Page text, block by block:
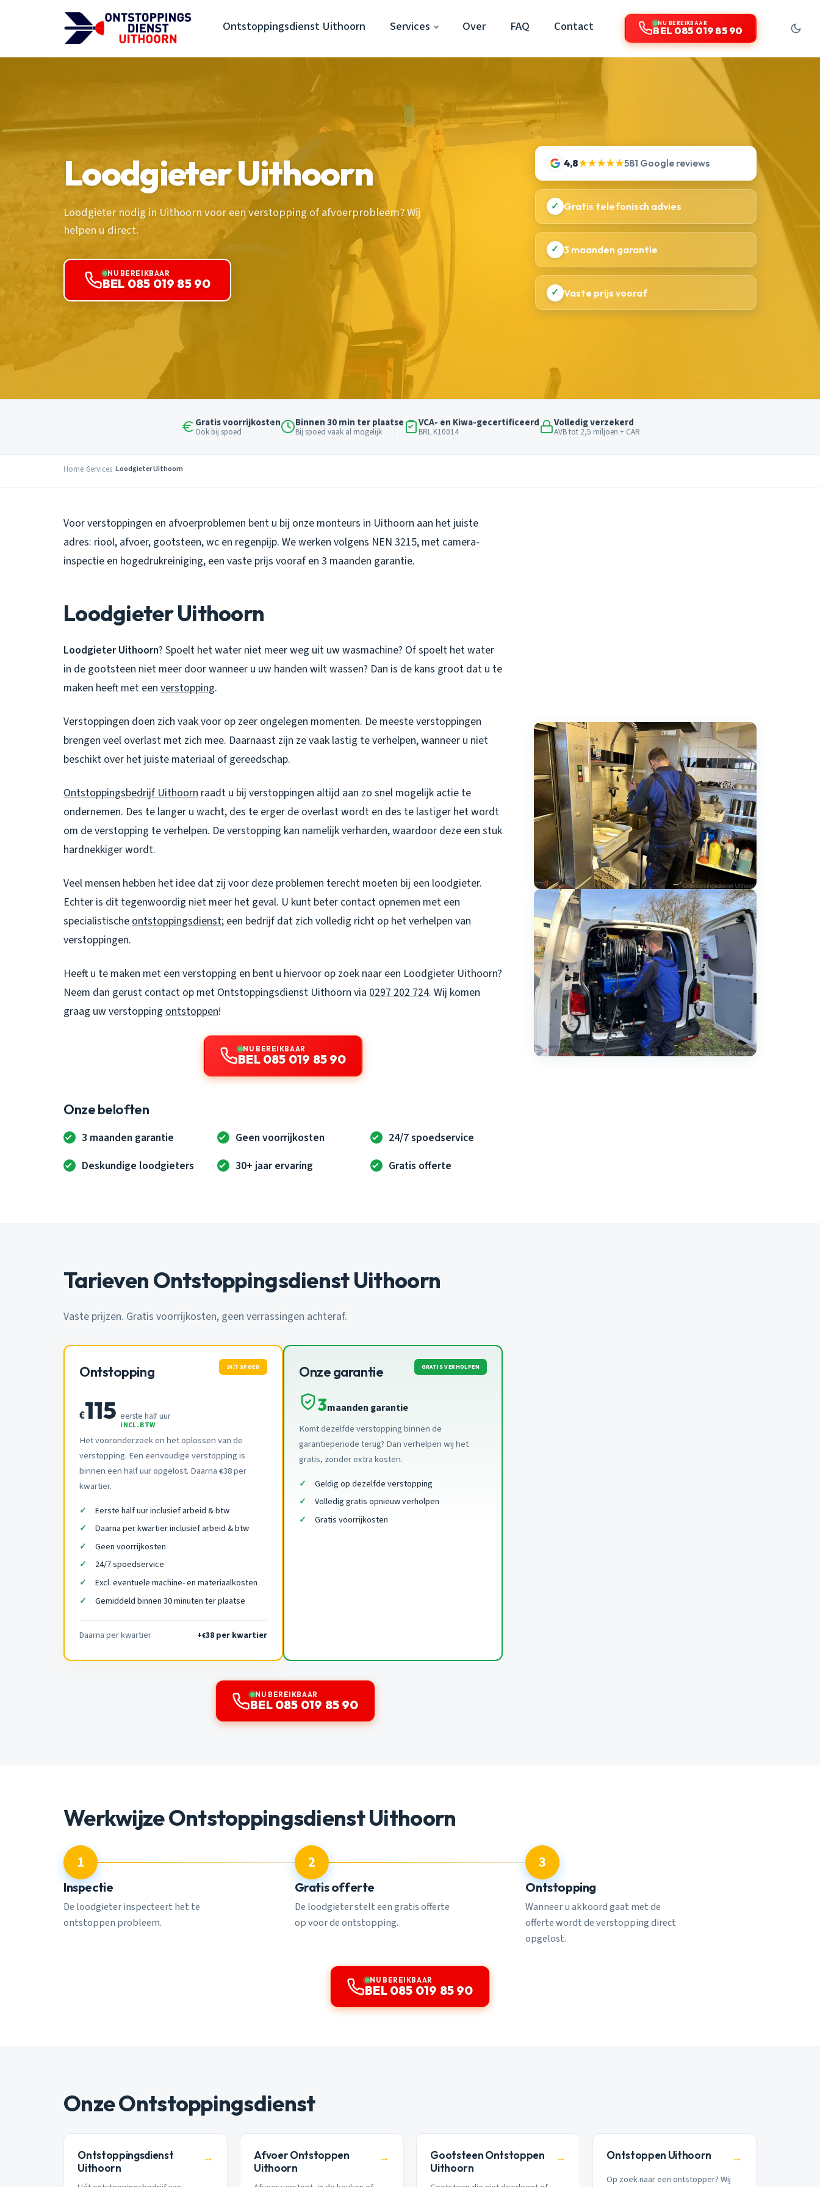
Ontstoppingsdienst Uithoorn Services Over FAQ Contact NU BEREIKBAAR
BEL 085 019 85 90
Loodgieter Uithoorn
Loodgieter nodig in Uithoorn voor een verstopping of afvoerprobleem? Wij
helpen u direct.
NU BEREIKBAAR
BEL 085 019 85 90
4,8★★★★★581 Google reviews
✓ Gratis telefonisch advies
✓ 3 maanden garantie
✓ Vaste prijs vooraf
Gratis voorrijkosten
Ook bij spoed
Binnen 30 min ter plaatse
Bij spoed vaak al mogelijk
VCA- en Kiwa-gecertificeerd
BRL K10014
Volledig verzekerd
AVB tot 2,5 miljoen + CAR
Home Services Loodgieter Uithoorn
Voor verstoppingen en afvoerproblemen bent u bij onze monteurs in Uithoorn aan het juiste
adres: riool, afvoer, gootsteen, wc en regenpijp. We werken volgens NEN 3215, met camera-
inspectie en hogedrukreiniging, een vaste prijs vooraf en 3 maanden garantie.
Loodgieter Uithoorn
Loodgieter Uithoorn? Spoelt het water niet meer weg uit uw wasmachine? Of spoelt het water
in de gootsteen niet meer door wanneer u uw handen wilt wassen? Dan is de kans groot dat u te
maken heeft met een verstopping.
Verstoppingen doen zich vaak voor op zeer ongelegen momenten. De meeste verstoppingen
brengen veel overlast met zich mee. Daarnaast zijn ze vaak lastig te verhelpen, wanneer u niet
beschikt over het juiste materiaal of gereedschap.
Ontstoppingsbedrijf Uithoorn raadt u bij verstoppingen altijd aan zo snel mogelijk actie te
ondernemen. Des te langer u wacht, des te erger de overlast wordt en des te lastiger het wordt
om de verstopping te verhelpen. De verstopping kan namelijk verharden, waardoor deze een stuk
hardnekkiger wordt.
Veel mensen hebben het idee dat zij voor deze problemen terecht moeten bij een loodgieter.
Echter is dit tegenwoordig niet meer het geval. U kunt beter contact opnemen met een
specialistische ontstoppingsdienst; een bedrijf dat zich volledig richt op het verhelpen van
verstoppingen.
Heeft u te maken met een verstopping en bent u hiervoor op zoek naar een Loodgieter Uithoorn?
Neem dan gerust contact op met Ontstoppingsdienst Uithoorn via 0297 202 724. Wij komen
graag uw verstopping ontstoppen!
NU BEREIKBAAR
BEL 085 019 85 90
Onze beloften
3 maanden garantie Geen voorrijkosten
24/7 spoedservice
Deskundige loodgieters
30+ jaar ervaring Gratis offerte
Tarieven Ontstoppingsdienst Uithoorn
Vaste prijzen. Gratis voorrijkosten, geen verrassingen achteraf.
Ontstopping 24/7 SPOED
€115 eerste half uur
INCL. BTW
Het vooronderzoek en het oplossen van de
verstopping. Een eenvoudige verstopping is
binnen een half uur opgelost. Daarna €38 per
kwartier.
Eerste half uur inclusief arbeid & btw
Daarna per kwartier inclusief arbeid & btw
Geen voorrijkosten
24/7 spoedservice
Excl. eventuele machine- en materiaalkosten
Gemiddeld binnen 30 minuten ter plaatse
Daarna per kwartier +€38 per kwartier
Onze garantie GRATIS VERHOLPEN
3maanden garantie
Komt dezelfde verstopping binnen de
garantieperiode terug? Dan verhelpen wij het
gratis, zonder extra kosten.
Geldig op dezelfde verstopping
Volledig gratis opnieuw verholpen
Gratis voorrijkosten
NU BEREIKBAAR
BEL 085 019 85 90
Werkwijze Ontstoppingsdienst Uithoorn
1
Inspectie
De loodgieter inspecteert het te
ontstoppen probleem.
2
Gratis offerte
De loodgieter stelt een gratis offerte
op voor de ontstopping.
3
Ontstopping
Wanneer u akkoord gaat met de
offerte wordt de verstopping direct
opgelost.
NU BEREIKBAAR
BEL 085 019 85 90
Onze Ontstoppingsdienst
Ontstoppingsdienst
Uithoorn
→
Afvoer Ontstoppen
Uithoorn
→
Gootsteen Ontstoppen
Uithoorn
→ Ontstoppen Uithoorn →
Op zoek naar een ontstopper? Wij